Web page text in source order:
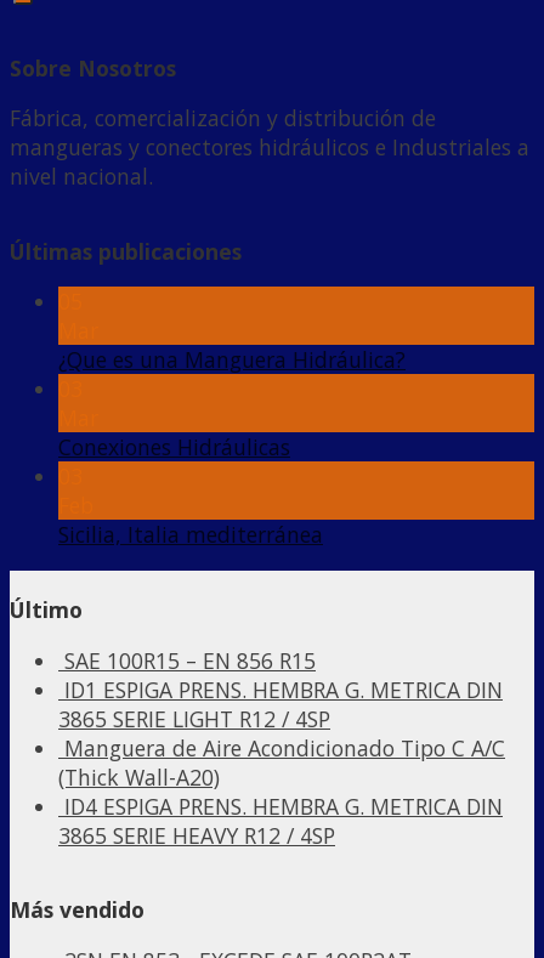
Sobre Nosotros
Fábrica, comercialización y distribución de
mangueras y conectores hidráulicos e Industriales a
nivel nacional.
Últimas publicaciones
¿Que es una Manguera Hidráulica?
Conexiones Hidráulicas
Sicilia, Italia mediterránea
Último
SAE 100R15 – EN 856 R15
ID1 ESPIGA PRENS. HEMBRA G. METRICA DIN
3865 SERIE LIGHT R12 / 4SP
Manguera de Aire Acondicionado Tipo C A/C
(Thick Wall-A20)
ID4 ESPIGA PRENS. HEMBRA G. METRICA DIN
3865 SERIE HEAVY R12 / 4SP
Más vendido